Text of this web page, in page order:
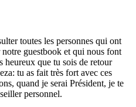
toutes les personnes qui ont
guestbook et qui nous font
heureux que tu sois de retour
tu as fait très fort avec ces
quand je serai Président, je te
personnel.